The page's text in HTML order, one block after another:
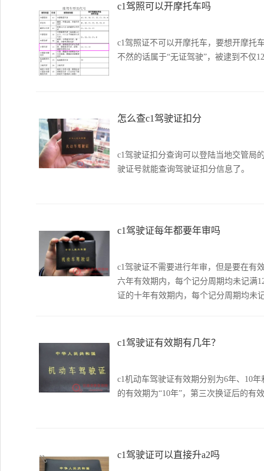
c1驾照可以开摩托车吗
c1驾照证不可以开摩托车，要想开摩托
不然的话属于“无证驾驶”，被逮到不仅
怎么查c1驾驶证扣分
c1驾驶证扣分查询可以登陆当地交管局
驶证号就能查询驾驶证扣分信息了。
c1驾驶证每年都要年审吗
c1驾驶证不需要进行年审，但是要在有
六年有效期内，每个记分周期均未记满
证的十年有效期内，每个记分周期均未
c1驾驶证有效期有几年？
c1机动车驾驶证有效期分别为6年、10
的有效期为“10年”，第三次换证后的有
c1驾驶证可以直接升a2吗